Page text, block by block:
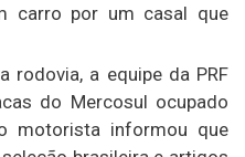
carro por um casal que
rodovia, a equipe da PRF
do Mercosul ocupado
motorista informou que